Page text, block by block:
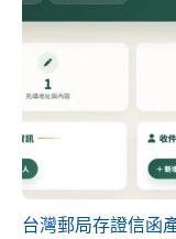
台灣郵局存證信函